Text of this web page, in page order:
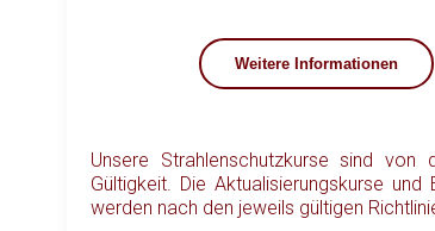
Weitere Informationen
Unsere Strahlenschutzkurse sind von
Gültigkeit. Die Aktualisierungskurse
werden nach den jeweils gültigen